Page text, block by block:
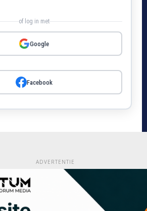
of log in met
Google
Facebook
ADVERTENTIE